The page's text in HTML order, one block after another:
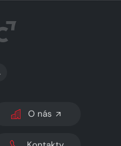
SVĚTLÝ/TMAVÝ REŽIM
O nás